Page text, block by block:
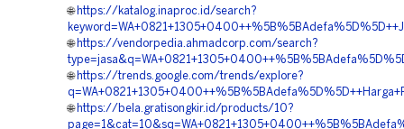
🌐 https://katalog.inaproc.id/search?
🌐 https://vendorpedia.ahmadcorp.com/search?
🌐 https://trends.google.com/trends/explore?
🌐 https://bela.gratisongkir.id/products/10?